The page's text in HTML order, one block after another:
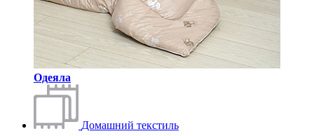
Одеяла
Домашний текстиль